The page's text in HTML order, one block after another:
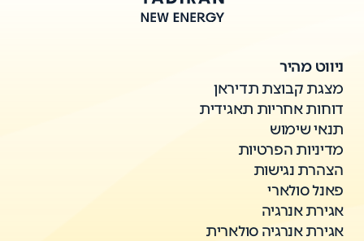
ניווט מהיר
מצגת קבוצת תדיראן
דוחות אחריות תאגידית
תנאי שימוש
מדיניות הפרטיות
הצהרת נגישות
פאנל סולארי
אגירת אנרגיה
אגירת אנרגיה סולארית